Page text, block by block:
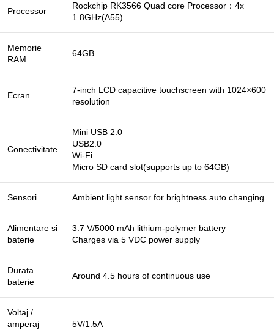
Processor
Rockchip RK3566 Quad core Processor：4x
1.8GHz(A55)
Memorie
RAM
64GB
Ecran
7-inch LCD capacitive touchscreen with 1024×600
resolution
Conectivitate
Mini USB 2.0
USB2.0
Wi-Fi
Micro SD card slot(supports up to 64GB)
Sensori Ambient light sensor for brightness auto changing
Alimentare si
baterie
3.7 V/5000 mAh lithium-polymer battery
Charges via 5 VDC power supply
Durata
baterie
Around 4.5 hours of continuous use
Voltaj /
amperaj
5V/1.5A